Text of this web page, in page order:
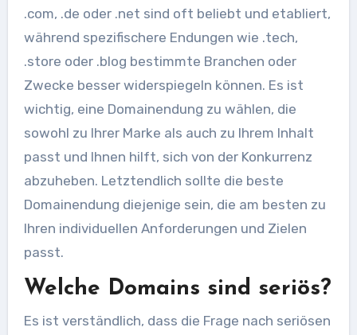
.com, .de oder .net sind oft beliebt und etabliert,
während spezifischere Endungen wie .tech,
.store oder .blog bestimmte Branchen oder
Zwecke besser widerspiegeln können. Es ist
wichtig, eine Domainendung zu wählen, die
sowohl zu Ihrer Marke als auch zu Ihrem Inhalt
passt und Ihnen hilft, sich von der Konkurrenz
abzuheben. Letztendlich sollte die beste
Domainendung diejenige sein, die am besten zu
Ihren individuellen Anforderungen und Zielen
passt.
Welche Domains sind seriös?
Es ist verständlich, dass die Frage nach seriösen